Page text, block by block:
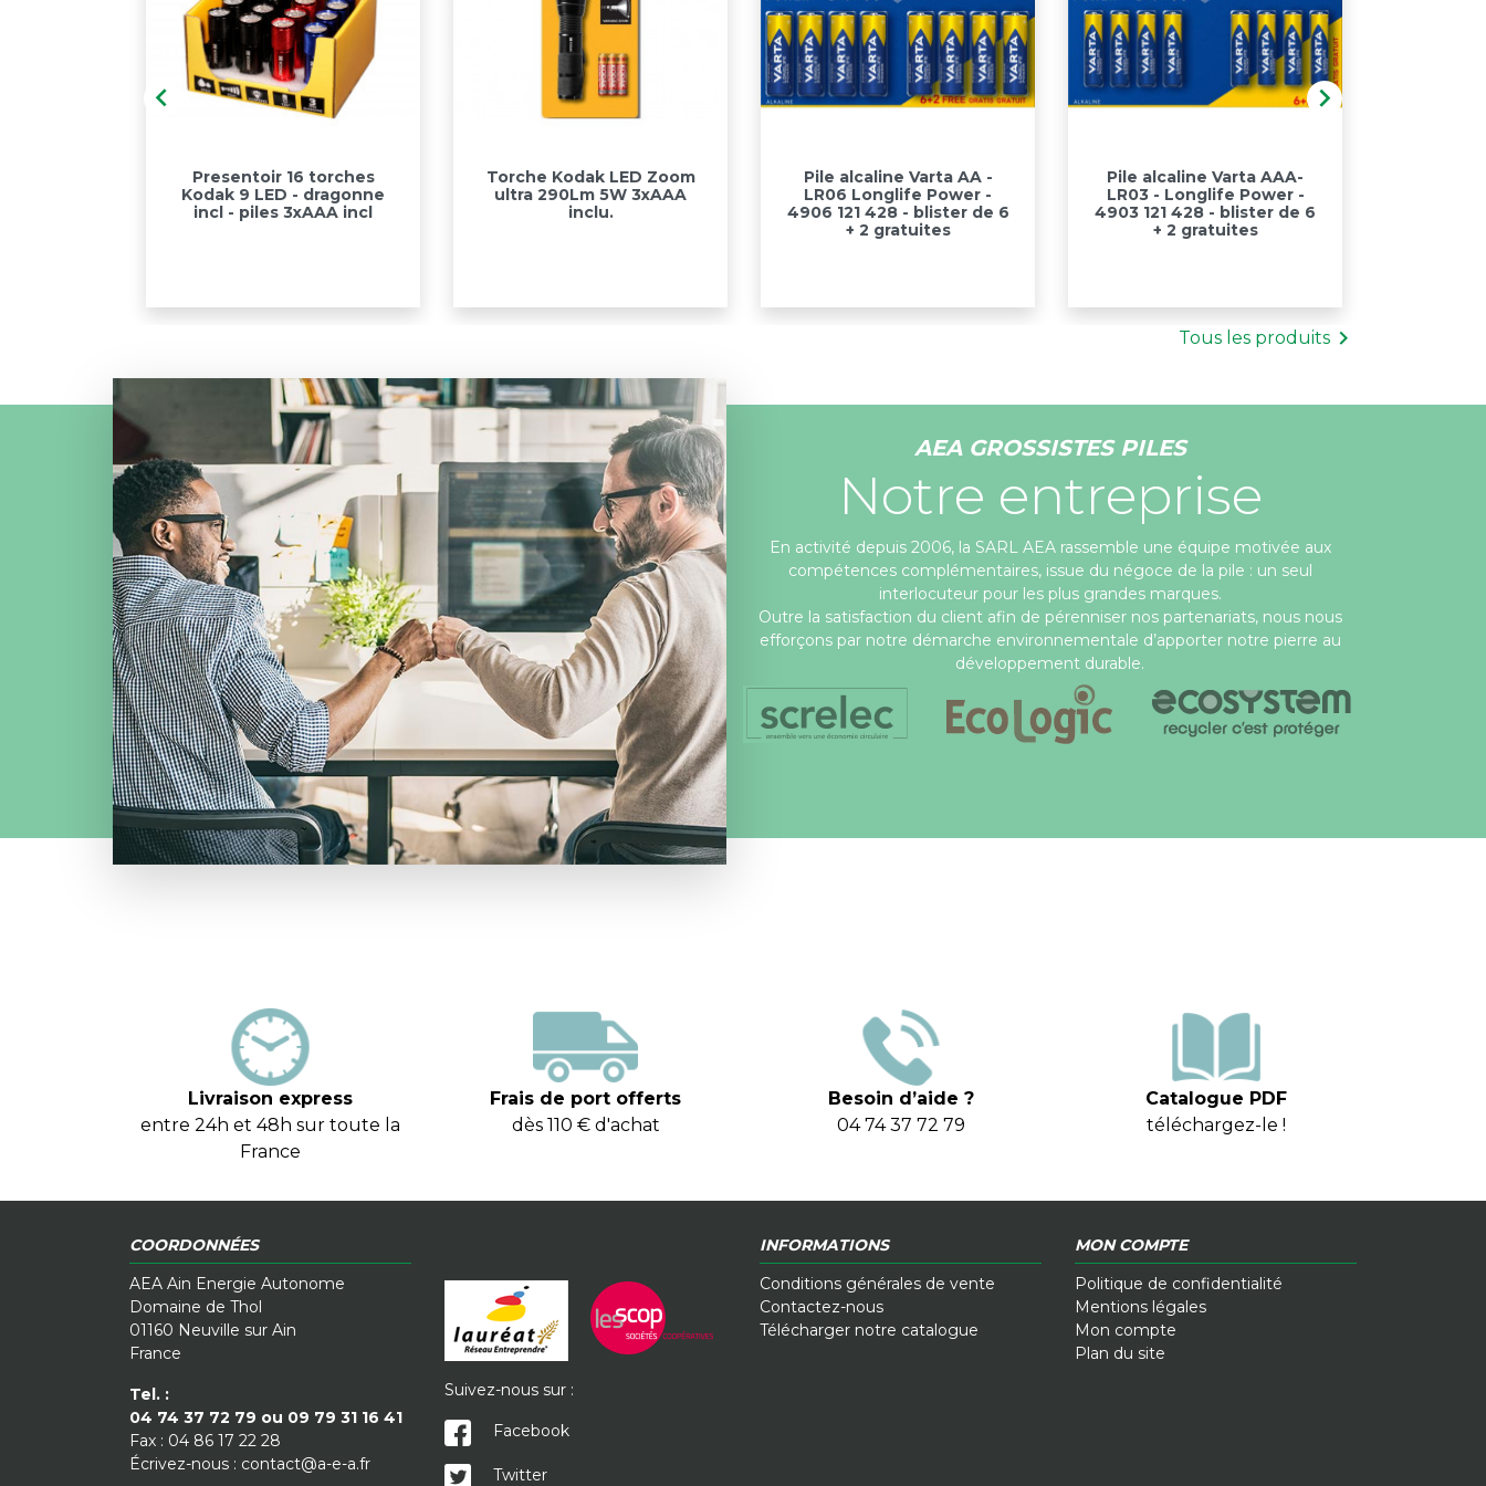

Aperçu rapide
Presentoir 16 torches
Kodak 9 LED - dragonne
incl - piles 3xAAA incl
 Aperçu rapide
Torche Kodak LED Zoom
ultra 290Lm 5W 3xAAA
inclu.
Aperçu rapide
Pile alcaline Varta AA -
LR06 Longlife Power -
4906 121 428 - blister de 6
+ 2 gratuites
 Aperçu rapide
Pile alcaline Varta AAA-
LR03 - Longlife Power -
4903 121 428 - blister de 6
+ 2 gratuites

Tous les produits 
AEA GROSSISTES PILES
Notre entreprise
En activité depuis 2006, la SARL AEA rassemble une équipe motivée aux
compétences complémentaires, issue du négoce de la pile : un seul
interlocuteur pour les plus grandes marques.
Outre la satisfaction du client afin de pérenniser nos partenariats, nous nous
efforçons par notre démarche environnementale d’apporter notre pierre au
développement durable.
Livraison express
entre 24h et 48h sur toute la
France
Frais de port offerts
dès 110 € d'achat
Besoin d’aide ?
04 74 37 72 79
Catalogue PDF
téléchargez-le !
COORDONNÉES
AEA Ain Energie Autonome
Domaine de Thol
01160 Neuville sur Ain
France
Tel. :
04 74 37 72 79 ou 09 79 31 16 41
Fax : 04 86 17 22 28
Écrivez-nous : contact@a-e-a.fr
Suivez-nous sur :
Facebook
Twitter
INFORMATIONS
Conditions générales de vente
Contactez-nous
Télécharger notre catalogue
MON COMPTE
Politique de confidentialité
Mentions légales
Mon compte
Plan du site